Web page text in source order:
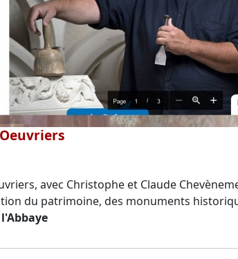
avec Christophe et Claude
du patrimoine, des monuments